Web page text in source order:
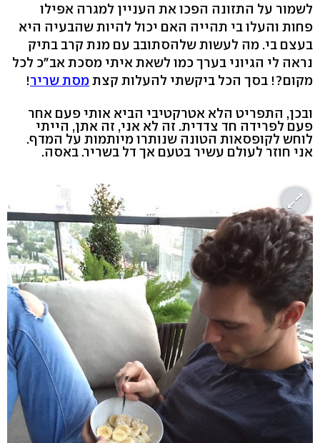
לשמור על התזונה הפכו את העניין למגרה אפילו
פחות והעלו בי תהייה האם יכול להיות שהבעיה היא
בעצם בי. מה לעשות שלהסתובב עם מנת קרב בתיק
נראה לי הגיוני בערך כמו לשאת איתי מסכת אב״כ לכל
מקום?! בסך הכל ביקשתי להעלות קצתמסת שריר!
ובכן, התפריט הלא אטרקטיבי הביא אותי פעם אחר
פעם לפרידה חד צדדית. זה לא אני, זה אתן, הייתי
לוחש לקופסאות הטונה שנותרו מיותמות על המדף.
אני חוזר לעולם עשיר בטעם אך דל בשריר. באסה.